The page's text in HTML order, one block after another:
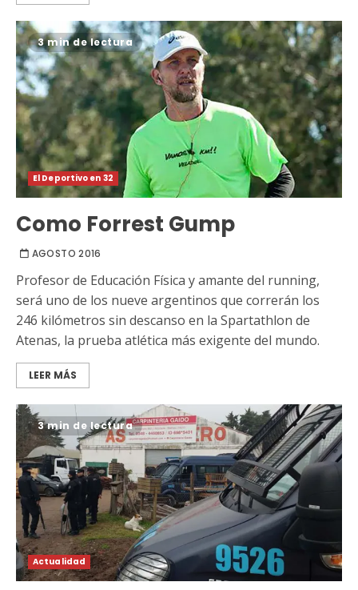
3 min de lectura
El Deportivo en 32
Como Forrest Gump
AGOSTO 2016
Profesor de Educación Física y amante del running,
será uno de los nueve argentinos que correrán los
246 kilómetros sin descanso en la Spartathlon de
Atenas, la prueba atlética más exigente del mundo.
LEER MÁS
3 min de lectura
Actualidad